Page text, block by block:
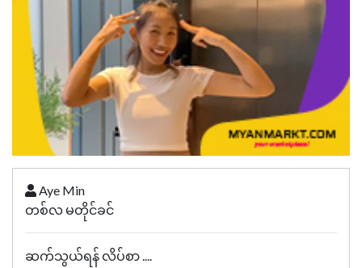
Aye Min
တစ်လ မတိုင်ခင်
ဆက်သွယ်ရန် လိပ်စာ ....